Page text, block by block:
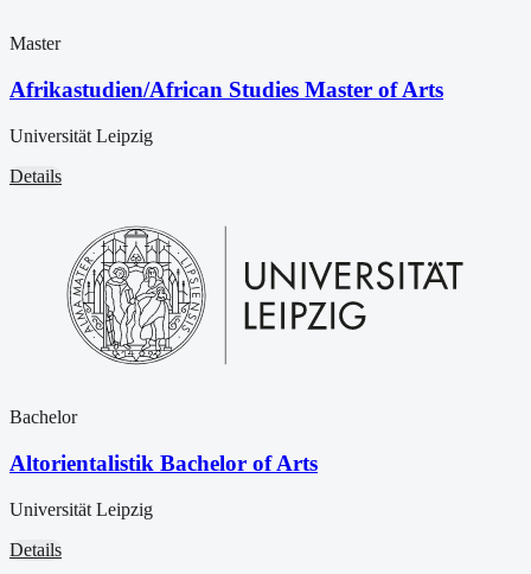
Master
Afrikastudien/African Studies Master of Arts
Universität Leipzig
Details
Bachelor
Altorientalistik Bachelor of Arts
Universität Leipzig
Details